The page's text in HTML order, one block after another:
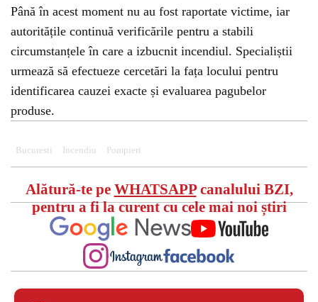
Până în acest moment nu au fost raportate victime, iar
autoritățile continuă verificările pentru a stabili
circumstanțele în care a izbucnit incendiul. Specialiștii
urmează să efectueze cercetări la fața locului pentru
identificarea cauzei exacte și evaluarea pagubelor
produse.
Bucuresti Incendiu Pompieri
Alătură-te pe WHATSAPPcanalului BZI,
pentru a fi la curent cu cele mai noi știri